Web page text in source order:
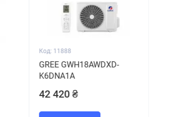
Код: 11888
GREE GWH18AWDXD-
K6DNA1A
42 420 ₴